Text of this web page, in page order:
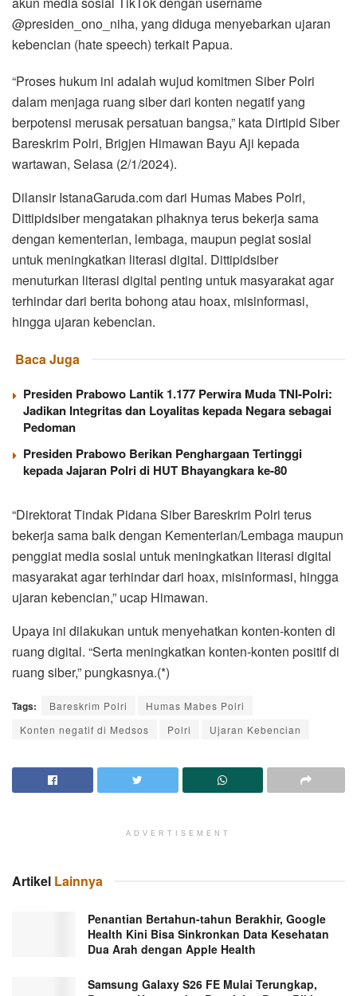
@presiden_ono_niha, yang diduga menyebarkan ujaran
kebencian (hate speech) terkait Papua.
“Proses hukum ini adalah wujud komitmen Siber Polri
dalam menjaga ruang siber dari konten negatif yang
berpotensi merusak persatuan bangsa,” kata Dirtipid Siber
Bareskrim Polri, Brigjen Himawan Bayu Aji kepada
wartawan, Selasa (2/1/2024).
Dilansir IstanaGaruda.com dari Humas Mabes Polri,
Dittipidsiber mengatakan pihaknya terus bekerja sama
dengan kementerian, lembaga, maupun pegiat sosial
untuk meningkatkan literasi digital. Dittipidsiber
menuturkan literasi digital penting untuk masyarakat agar
terhindar dari berita bohong atau hoax, misinformasi,
hingga ujaran kebencian.
Baca Juga
Presiden Prabowo Lantik 1.177 Perwira Muda TNI-Polri:
Jadikan Integritas dan Loyalitas kepada Negara sebagai
Pedoman
Presiden Prabowo Berikan Penghargaan Tertinggi
kepada Jajaran Polri di HUT Bhayangkara ke-80
“Direktorat Tindak Pidana Siber Bareskrim Polri terus
bekerja sama baik dengan Kementerian/Lembaga maupun
penggiat media sosial untuk meningkatkan literasi digital
masyarakat agar terhindar dari hoax, misinformasi, hingga
ujaran kebencian,” ucap Himawan.
Upaya ini dilakukan untuk menyehatkan konten-konten di
ruang digital. “Serta meningkatkan konten-konten positif di
ruang siber,” pungkasnya.(*)
Tags: Bareskrim Polri
Humas Mabes Polri
Konten negatif di Medsos
Polri Ujaran Kebencian
ADVERTISEMENT
Artikel Lainnya
Penantian Bertahun-tahun Berakhir, Google
Health Kini Bisa Sinkronkan Data Kesehatan
Dua Arah dengan Apple Health
Samsung Galaxy S26 FE Mulai Terungkap,